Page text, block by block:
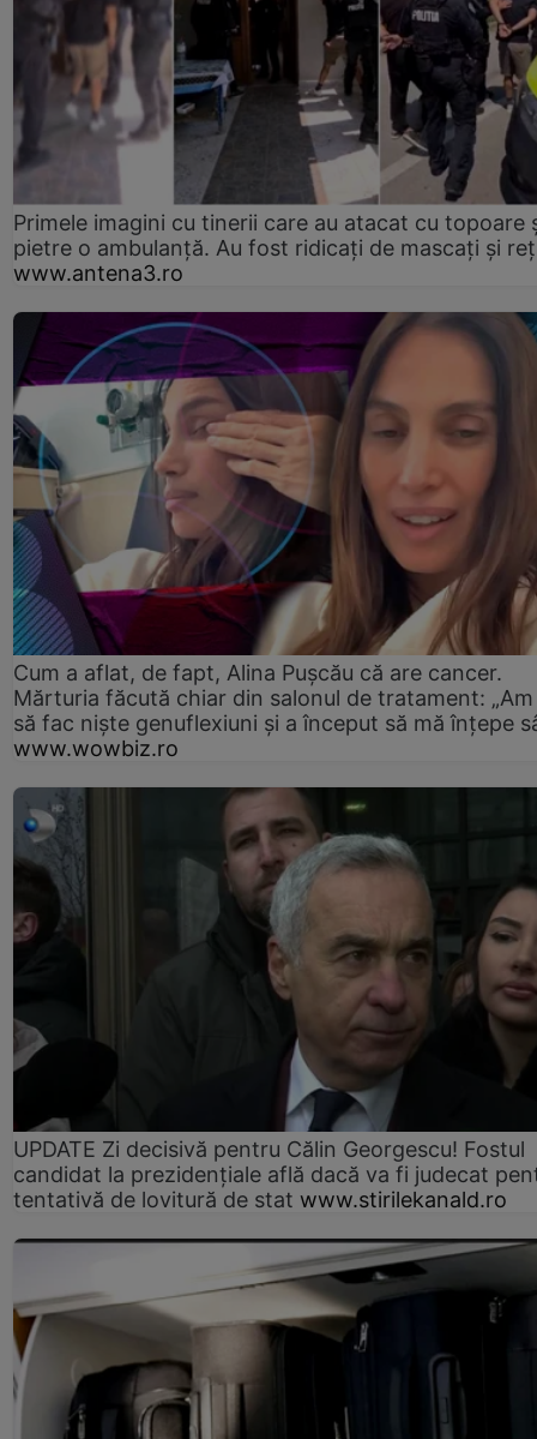
Primele imagini cu tinerii care au atacat cu topoare
pietre o ambulanță. Au fost ridicați de mascați și
www.antena3.ro
Cum a aflat, de fapt, Alina Pușcău că are cancer.
Mărturia făcută chiar din salonul de tratament:
să fac niște genuflexiuni și a început să mă înțepe
www.wowbiz.ro
UPDATE Zi decisivă pentru Călin Georgescu! Fostul
candidat la prezidențiale află dacă va fi judecat
tentativă de lovitură de stat www.stirilekanald.ro